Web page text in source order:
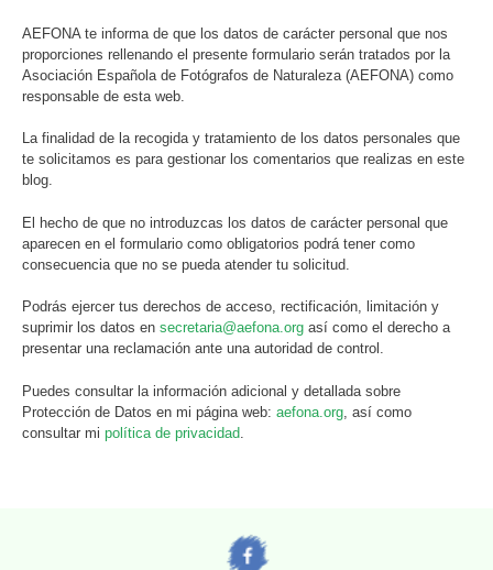
AEFONA te informa de que los datos de carácter personal que nos
proporciones rellenando el presente formulario serán tratados por la
Asociación Española de Fotógrafos de Naturaleza (AEFONA) como
responsable de esta web.
La finalidad de la recogida y tratamiento de los datos personales que
te solicitamos es para gestionar los comentarios que realizas en este
blog.
El hecho de que no introduzcas los datos de carácter personal que
aparecen en el formulario como obligatorios podrá tener como
consecuencia que no se pueda atender tu solicitud.
Podrás ejercer tus derechos de acceso, rectificación, limitación y
suprimir los datos en secretaria@aefona.org así como el derecho a
presentar una reclamación ante una autoridad de control.
Puedes consultar la información adicional y detallada sobre
Protección de Datos en mi página web: aefona.org , así como
consultar mi política de privacidad